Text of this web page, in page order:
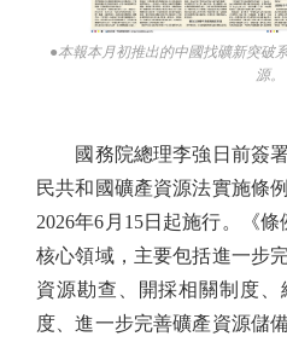
●本報本月初推出的中國找礦新突破
源。
國務院總理李強日前簽署
民共和國礦產資源法實施條
2026年6月15日起施行。《
核心領域，主要包括進一步
資源勘查、開採相關制度、
度、進一步完善礦產資源儲